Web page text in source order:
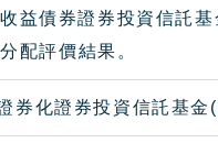
益債券證券投資信託
配評價結果。
券化證券投資信託基